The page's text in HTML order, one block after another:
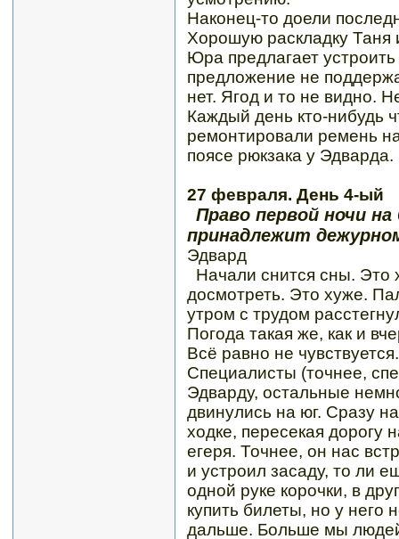
Наконец-то доели
Хорошую раскладку Таня
Юра предлагает устроить
предложение не
нет. Ягод и то не видно.
Каждый день кто-нибудь
ремонтировали ремень
поясе рюкзака у Эдварда.
27 февраля. День 4-ый
Право первой ночи на
принадлежит
Эдвард
Начали снится сны.
досмотреть. Это хуже.
утром с трудом
Погода такая же, как и
Всё равно не чувствуется.
Специалисты (точнее,
Эдварду, остальные
двинулись на юг. Сразу
ходке, пересекая дорогу
егеря. Точнее, он нас
и устроил засаду, то ли
одной руке корочки, в
купить билеты, но у
дальше. Больше мы